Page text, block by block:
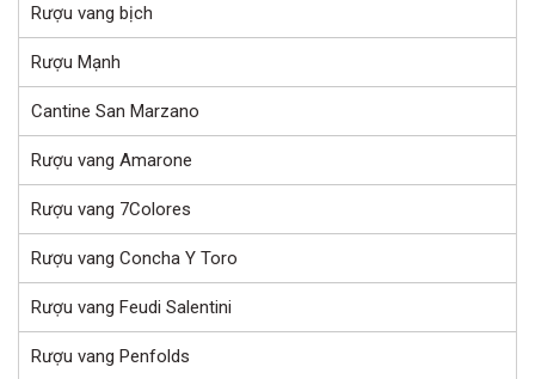
Rượu vang bịch
Rượu Mạnh
Cantine San Marzano
Rượu vang Amarone
Rượu vang 7Colores
Rượu vang Concha Y Toro
Rượu vang Feudi Salentini
Rượu vang Penfolds